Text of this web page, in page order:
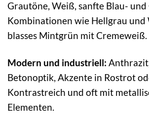
Grautöne, Weiß, sanfte Blau-
Kombinationen wie Hellgrau und
blasses Mintgrün mit Cremeweiß.
Modern und industriell:
Betonoptik, Akzente in Rostrot
Kontrastreich und oft mit
Elementen.